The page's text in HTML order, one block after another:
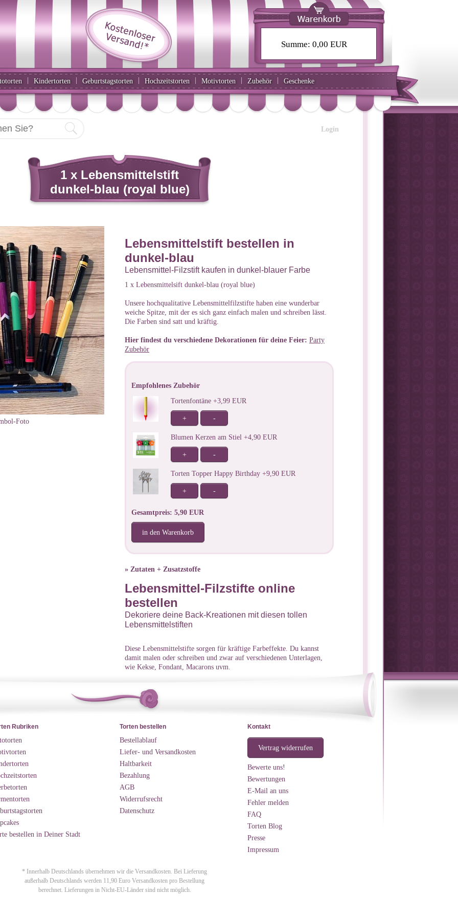
| Kindertorten | Geburtstagstorten | Hochzeitstorten | Motivtorten | Zubehör | Geschenke
Summe: 0,00 EUR
Login
1 x Lebensmittelstift
dunkel-blau (royal blue)
Foto
Lebensmittelstift bestellen in
dunkel-blau
Lebensmittel-Filzstift kaufen in dunkel-blauer Farbe
1 x Lebensmittelsift dunkel-blau (royal blue)
Unsere hochqualitative Lebensmittelfilzstifte haben eine wunderbar
weiche Spitze, mit der es sich ganz einfach malen und schreiben lässt.
Die Farben sind satt und kräftig.
Hier findest du verschiedene Dekorationen für deine Feier: Party
Zubehör
Empfohlenes Zubehör
Tortenfontäne +3,99 EUR
+ -
Blumen Kerzen am Stiel +4,90 EUR
+ -
Torten Topper Happy Birthday +9,90 EUR
+ -
Gesamtpreis: 5,90 EUR
in den Warenkorb
» Zutaten + Zusatzstoffe
Lebensmittel-Filzstifte online
bestellen
Dekoriere deine Back-Kreationen mit diesen tollen
Lebensmittelstiften
Diese Lebensmittelstifte sorgen für kräftige Farbeffekte. Du kannst
damit malen oder schreiben und zwar auf verschiedenen Unterlagen,
wie Kekse, Fondant, Macarons uvm.
Rubriken
bestellen in Deiner Stadt
Torten bestellen
Bestellablauf
Liefer- und Versandkosten
Haltbarkeit
Bezahlung
AGB
Widerrufsrecht
Datenschutz
Kontakt
Vertrag widerrufen
Bewerte uns!
Bewertungen
E-Mail an uns
Fehler melden
FAQ
Torten Blog
Presse
Impressum
* Innerhalb Deutschlands übernehmen wir die Versandkosten. Bei Lieferung
außerhalb Deutschlands werden 11,90 Euro Versandkosten pro Bestellung
berechnet. Lieferungen in Nicht-EU-Länder sind nicht möglich.